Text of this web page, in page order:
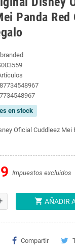
Panda Red
en stock
Oficial Cuddleez Mei
Impuestos excluidos
shopping_cart AÑADIR
Compartir